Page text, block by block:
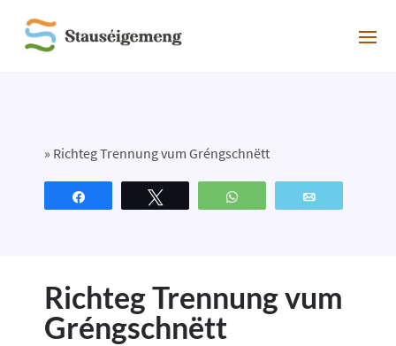
» Richteg Trennung vum Gréngschnëtt
WhatsApp
Richteg Trennung vum
Gréngschnëtt